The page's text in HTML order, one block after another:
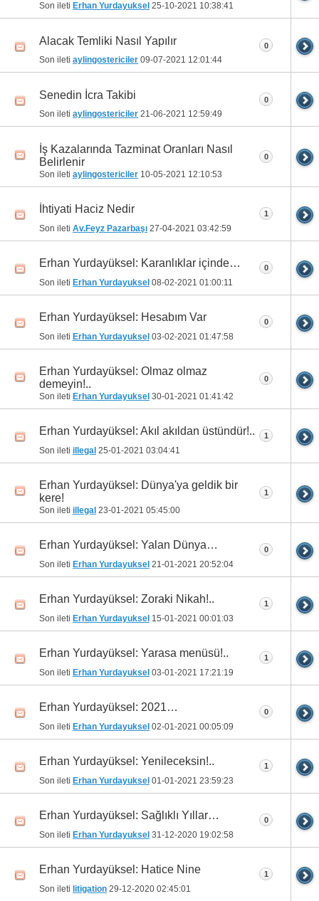
Son ileti Erhan Yurdayuksel 25-10-2021 10:38:41
Alacak Temliki Nasıl Yapılır
Son ileti aylingostericiler 09-07-2021 12:01:44
0
Senedin İcra Takibi
Son ileti aylingostericiler 21-06-2021 12:59:49
0
İş Kazalarında Tazminat Oranları Nasıl
Belirlenir
Son ileti aylingostericiler 10-05-2021 12:10:53
0
İhtiyati Haciz Nedir
Son ileti Av.Feyz Pazarbaşı 27-04-2021 03:42:59
1
Erhan Yurdayüksel: Karanlıklar içinde…
Son ileti Erhan Yurdayuksel 08-02-2021 01:00:11
0
Erhan Yurdayüksel: Hesabım Var
Son ileti Erhan Yurdayuksel 03-02-2021 01:47:58
0
Erhan Yurdayüksel: Olmaz olmaz
demeyin!..
Son ileti Erhan Yurdayuksel 30-01-2021 01:41:42
0
Erhan Yurdayüksel: Akıl akıldan üstündür!..
Son ileti illegal 25-01-2021 03:04:41
1
Erhan Yurdayüksel: Dünya'ya geldik bir
kere!
Son ileti illegal 23-01-2021 05:45:00
1
Erhan Yurdayüksel: Yalan Dünya…
Son ileti Erhan Yurdayuksel 21-01-2021 20:52:04
0
Erhan Yurdayüksel: Zoraki Nikah!..
Son ileti Erhan Yurdayuksel 15-01-2021 00:01:03
1
Erhan Yurdayüksel: Yarasa menüsü!..
Son ileti Erhan Yurdayuksel 03-01-2021 17:21:19
1
Erhan Yurdayüksel: 2021…
Son ileti Erhan Yurdayuksel 02-01-2021 00:05:09
0
Erhan Yurdayüksel: Yenileceksin!..
Son ileti Erhan Yurdayuksel 01-01-2021 23:59:23
1
Erhan Yurdayüksel: Sağlıklı Yıllar…
Son ileti Erhan Yurdayuksel 31-12-2020 19:02:58
0
Erhan Yurdayüksel: Hatice Nine
Son ileti litigation 29-12-2020 02:45:01
1